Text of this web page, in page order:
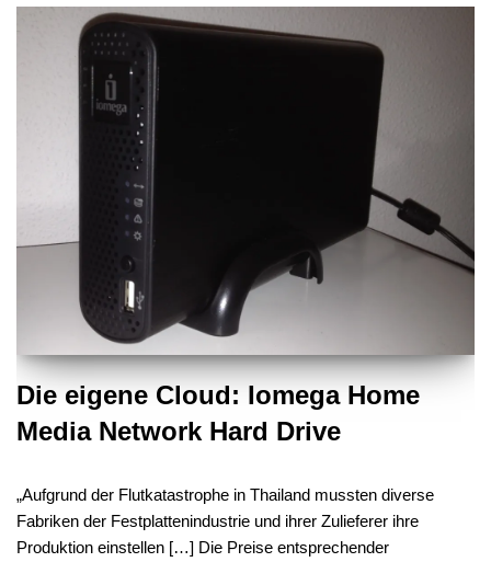
Die eigene Cloud: Iomega Home
Media Network Hard Drive
„Aufgrund der Flutkatastrophe in Thailand mussten diverse
Fabriken der Festplattenindustrie und ihrer Zulieferer ihre
Produktion einstellen […] Die Preise entsprechender